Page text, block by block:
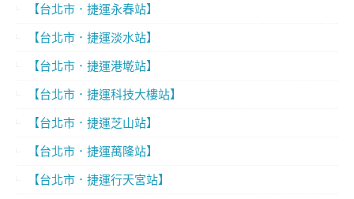
【台北市．捷運永春站】
【台北市．捷運淡水站】
【台北市．捷運港墘站】
【台北市．捷運科技大樓站】
【台北市．捷運芝山站】
【台北市．捷運萬隆站】
【台北市．捷運行天宮站】